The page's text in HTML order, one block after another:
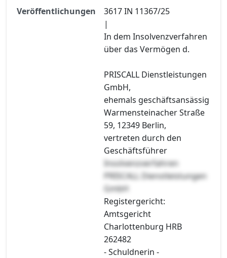
Veröffentlichungen
3617 IN 11367/25
|
In dem Insolvenzverfahren
über das Vermögen d.
PRISCALL Dienstleistungen
GmbH,
ehemals geschäftsansässig
Warmensteinacher Straße
59, 12349 Berlin,
vertreten durch den
Geschäftsführer
Insolvenzverfahren
PRISCALL Dienstleistungen
GmbH
Registergericht:
Amtsgericht
Charlottenburg HRB
262482
- Schuldnerin -